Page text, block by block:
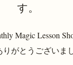
す。
Magic Lesson
がとうございまし